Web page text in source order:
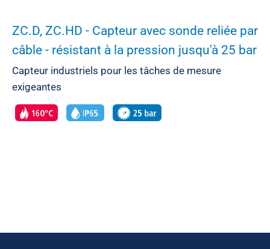
ZC.D, ZC.HD - Capteur avec sonde reliée par
câble - résistant à la pression jusqu'à 25 bar
Capteur industriels pour les tâches de mesure
exigeantes